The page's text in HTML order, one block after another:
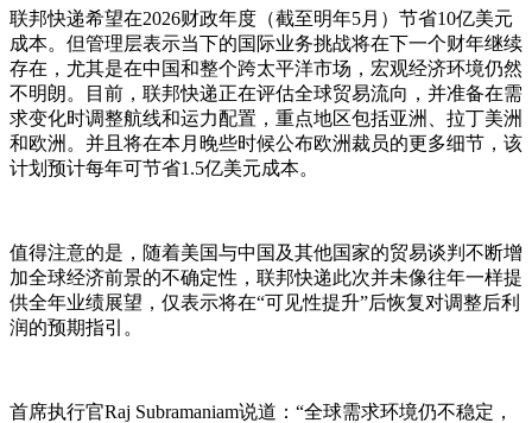
联邦快递希望在2026财政年度（截至明年5月）节省10亿美元
成本。但管理层表示当下的国际业务挑战将在下一个财年继续
存在，尤其是在中国和整个跨太平洋市场，宏观经济环境仍然
不明朗。目前，联邦快递正在评估全球贸易流向，并准备在需
求变化时调整航线和运力配置，重点地区包括亚洲、拉丁美洲
和欧洲。并且将在本月晚些时候公布欧洲裁员的更多细节，该
计划预计每年可节省1.5亿美元成本。
值得注意的是，随着美国与中国及其他国家的贸易谈判不断增
加全球经济前景的不确定性，联邦快递此次并未像往年一样提
供全年业绩展望，仅表示将在“可见性提升”后恢复对调整后利
润的预期指引。
首席执行官Raj Subramaniam说道：“全球需求环境仍不稳定，